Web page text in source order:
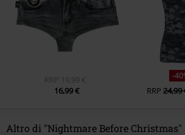
RRP
19,99 €
16,99 €
-
RRP 24,99
Altro di "Nightmare Before Christmas"